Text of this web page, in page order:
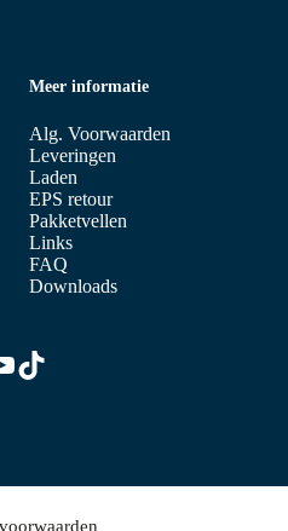
Meer informatie
Alg. Voorwaarden
Leveringen
Laden
EPS retour
Pakketvellen
Links
FAQ
Downloads
TikTok